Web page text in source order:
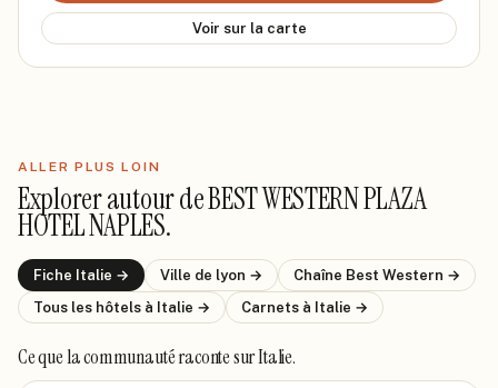
Voir sur la carte
ALLER PLUS LOIN
Explorer autour deBEST WESTERN PLAZA
HOTEL NAPLES.
Fiche Italie → Ville de lyon → Chaîne Best Western →
Tous les hôtels à Italie → Carnets à Italie →
Ce que la communauté racontesur Italie.